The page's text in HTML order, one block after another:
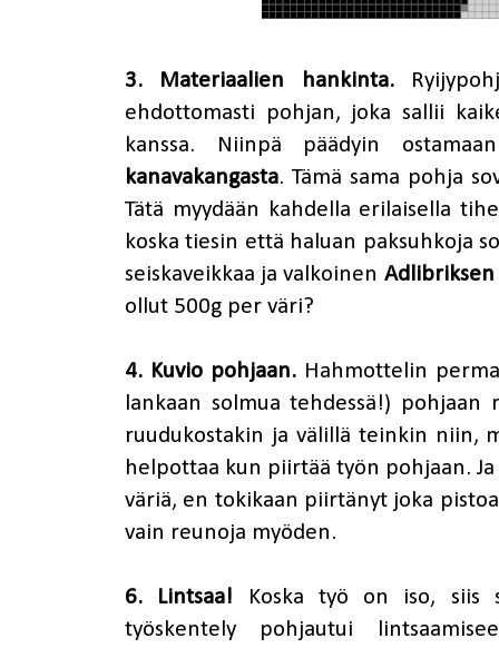
3. Materiaalien hankinta.
ehdottomasti pohjan, joka sallii
kanssa. Niinpä päädyin
kanavakangasta. Tämä sama pohja
Tätä myydään kahdella erilaisella
koska tiesin että haluan paksuhkoja
seiskaveikkaa ja valkoinen
ollut 500g per väri?
4. Kuvio pohjaan. Hahmottelin
lankaan solmua tehdessä!)
ruudukostakin ja välillä teinkin niin,
helpottaa kun piirtää työn pohjaan.
väriä, en tokikaan piirtänyt joka
vain reunoja myöden.
6. Lintsaa!
Koska työ on iso, siis
työskentely pohjautui